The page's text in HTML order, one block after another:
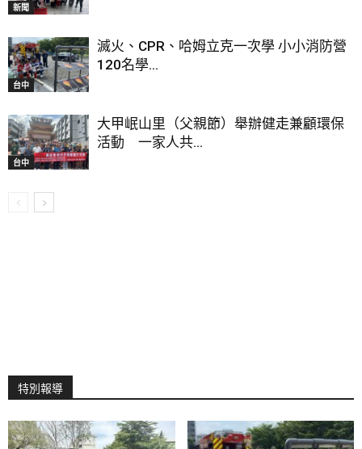
新聞
台中
滅火、CPR、哈姆立克一次學 小小消防營
120名學...
台中
大甲岷山里（父親節）舉辦健走兼顧環保
活動 一家人共...
特別報導